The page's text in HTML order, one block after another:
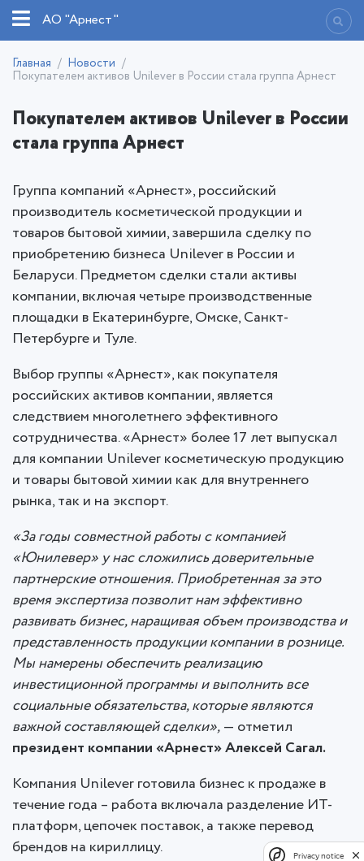
АО "Арнест"
Главная
Новости
Покупателем активов Unilever в России стала группа Арнест
Покупателем активов Unilever в России
стала группа Арнест
Группа компаний «Арнест», российский
производитель косметической продукции и
товаров бытовой химии, завершила сделку по
приобретению бизнеса Unilever в России и
Беларуси. Предметом сделки стали активы
компании, включая четыре производственные
площадки в Екатеринбурге, Омске, Санкт-
Петербурге и Туле.
Выбор группы «Арнест», как покупателя
российских активов компании, является
следствием многолетнего эффективного
сотрудничества. «Арнест» более 17 лет выпускал
для компании Unilever косметическую продукцию
и товары бытовой химии как для внутреннего
рынка, так и на экспорт.
«За годы совместной работы с компанией
«Юнилевер» у нас сложились доверительные
партнерские отношения. Приобретенная за это
время экспертиза позволит нам эффективно
развивать бизнес, наращивая объем производства и
представленность продукции компании в рознице.
Мы намерены обеспечить реализацию
инвестиционной программы и выполнить все
социальные обязательства, которые являются
важной составляющей сделки»,— отметил
президент компании «Арнест» Алексей Сагал.
Компания Unilever готовила бизнес к продаже в
течение года – работа включала разделение ИТ-
платформ, цепочек поставок, а также перевод
брендов на кириллицу.
Privacy notice